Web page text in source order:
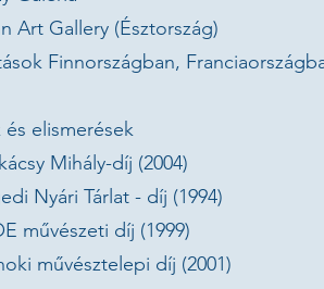
Art Gallery (Észtország)
Finnországban,
és elismerések
Mihály-díj (2004)
Nyári Tárlat - díj (1994)
művészeti díj (1999)
művésztelepi díj (2001)